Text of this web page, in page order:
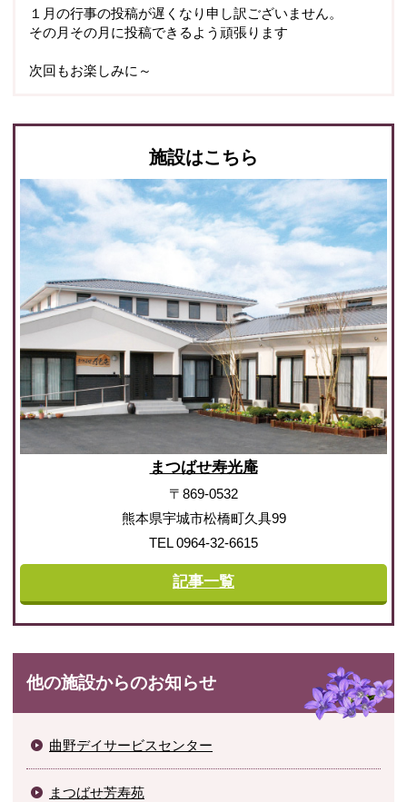
１月の行事の投稿が遅くなり申し訳ございません。
その月その月に投稿できるよう頑張ります
次回もお楽しみに～
施設はこちら
まつばせ寿光庵
〒869-0532
熊本県宇城市松橋町久具99
TEL 0964-32-6615
記事一覧
他の施設からのお知らせ
曲野デイサービスセンター
まつばせ芳寿苑